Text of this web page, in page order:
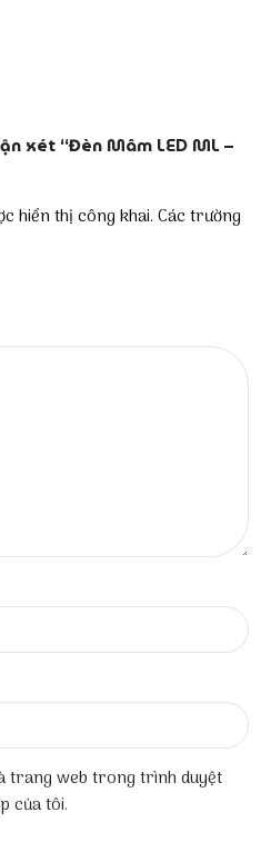
xét “Đèn Mâm LED ML –
hiển thị công khai. Các trường
trang web trong trình duyệt
của tôi.